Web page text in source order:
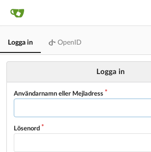
Logga in OpenID
Logga in
Användarnamn eller Mejladress
Lösenord